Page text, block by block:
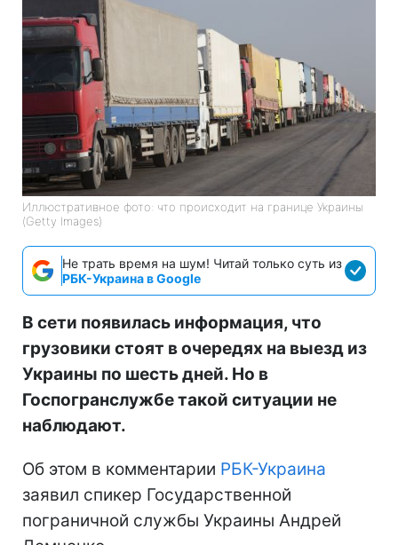
Иллюстративное фото: что происходит на границе Украины
(Getty Images)
Не трать время на шум! Читай только суть из
РБК-Украина в Google
В сети появилась информация, что
грузовики стоят в очередях на выезд из
Украины по шесть дней. Но в
Госпогранслужбе такой ситуации не
наблюдают.
Об этом в комментарии РБК-Украина
заявил спикер Государственной
пограничной службы Украины Андрей